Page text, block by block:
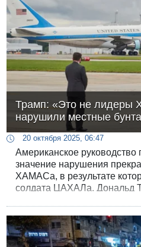
Трамп: «Это не
нарушили местные
20 октября 2025, 06:47
Американское
значение нарушения
ХАМАСа, в результате
солдата ЦАХАЛа. Дональд
возложил ответственность
организации.